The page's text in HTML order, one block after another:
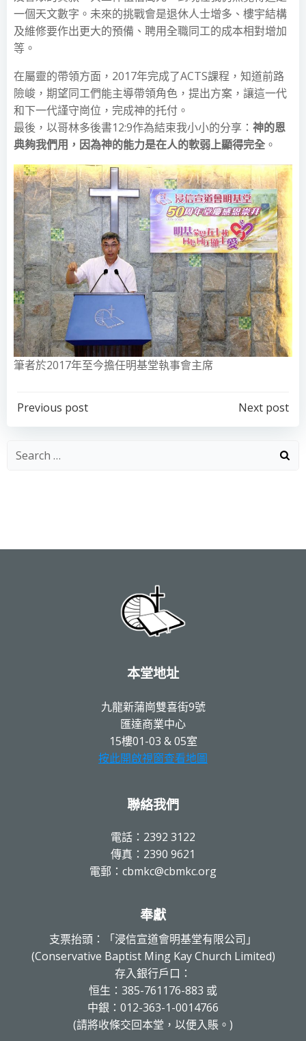
一個天文數字。未來的挑戰會是退休人士增多、樓宇結構
及維修要作出更大的預備、聘用全職同工的成本相對增加
等。
在屬靈的帶領方面，2017年完成了ACTS課程，知道前路
險峻，期望同工們能主導帶領角色，提出方案，讓這一代
和下一代謹守崗位，完成神的托付。
最後，以哥林多後書12:9作為結束我小小的分享： 神的恩
典夠我們用，因為神的能力是在人的軟弱上顯得完全 。
筆者於2017年至今擔任明基堂執事會主席
Post
navigation
Previous post
navigation
Next post
Search
本堂地址
九龍新蒲崗雙喜街9號
匯達商業中心
15樓01-03 & 05室
按此開啟視窗查看地圖
聯絡我們
電話：2392 3122
傳真：2390 9621
電郵：cbmkc@cbmkc.org
奉獻
支票抬頭：「浸信宣道會明基堂有限公司」
(Conservative Baptist Ming Kay Church Limited)
存入銀行戶口：
恒生：385-761176-883 或
中銀：012-363-1-0014766
(請將收條交回本堂，以便入賬。)